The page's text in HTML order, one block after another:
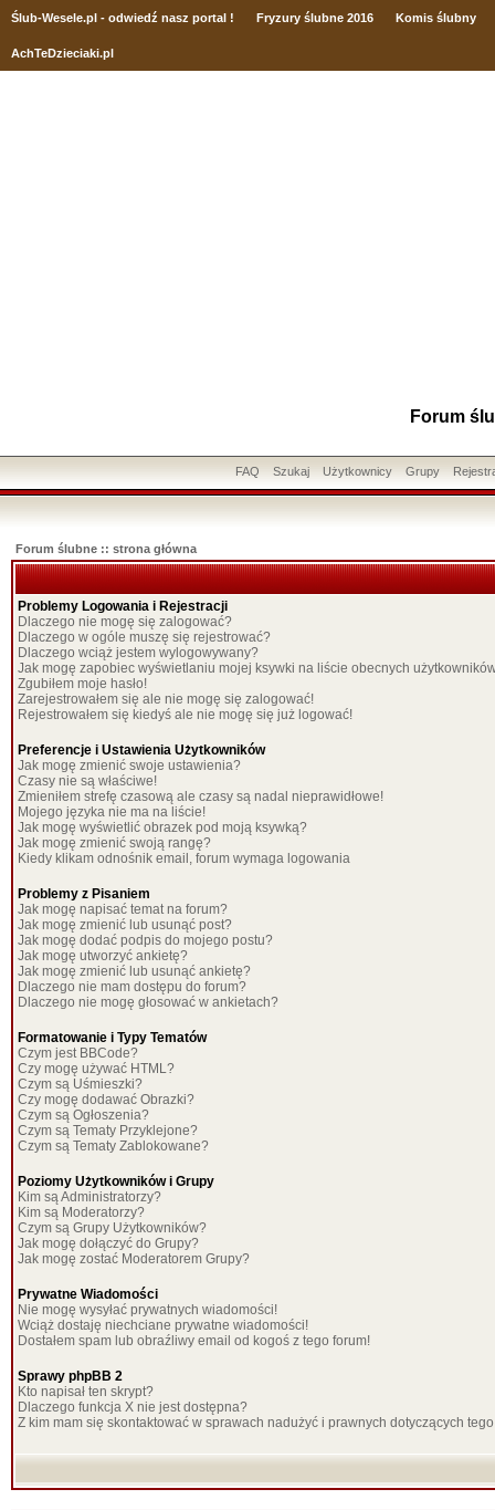
Ślub-Wesele.pl - odwiedź nasz portal ! Fryzury ślubne 2016 Komis ślubny
AchTeDzieciaki.pl
Forum
FAQ Szukaj Użytkownicy Grupy
Forum ślubne :: strona główna
Problemy Logowania i Rejestracji
Dlaczego nie mogę się zalogować?
Dlaczego w ogóle muszę się rejestrować?
Dlaczego wciąż jestem wylogowywany?
Jak mogę zapobiec wyświetlaniu mojej ksywki na liście obecnych
Zgubiłem moje hasło!
Zarejestrowałem się ale nie mogę się zalogować!
Rejestrowałem się kiedyś ale nie mogę się już logować!
Preferencje i Ustawienia Użytkowników
Jak mogę zmienić swoje ustawienia?
Czasy nie są właściwe!
Zmieniłem strefę czasową ale czasy są nadal nieprawidłowe!
Mojego języka nie ma na liście!
Jak mogę wyświetlić obrazek pod moją ksywką?
Jak mogę zmienić swoją rangę?
Kiedy klikam odnośnik email, forum wymaga logowania
Problemy z Pisaniem
Jak mogę napisać temat na forum?
Jak mogę zmienić lub usunąć post?
Jak mogę dodać podpis do mojego postu?
Jak mogę utworzyć ankietę?
Jak mogę zmienić lub usunąć ankietę?
Dlaczego nie mam dostępu do forum?
Dlaczego nie mogę głosować w ankietach?
Formatowanie i Typy Tematów
Czym jest BBCode?
Czy mogę używać HTML?
Czym są Uśmieszki?
Czy mogę dodawać Obrazki?
Czym są Ogłoszenia?
Czym są Tematy Przyklejone?
Czym są Tematy Zablokowane?
Poziomy Użytkowników i Grupy
Kim są Administratorzy?
Kim są Moderatorzy?
Czym są Grupy Użytkowników?
Jak mogę dołączyć do Grupy?
Jak mogę zostać Moderatorem Grupy?
Prywatne Wiadomości
Nie mogę wysyłać prywatnych wiadomości!
Wciąż dostaję niechciane prywatne wiadomości!
Dostałem spam lub obraźliwy email od kogoś z tego forum!
Sprawy phpBB 2
Kto napisał ten skrypt?
Dlaczego funkcja X nie jest dostępna?
Z kim mam się skontaktować w sprawach nadużyć i prawnych dotyczących